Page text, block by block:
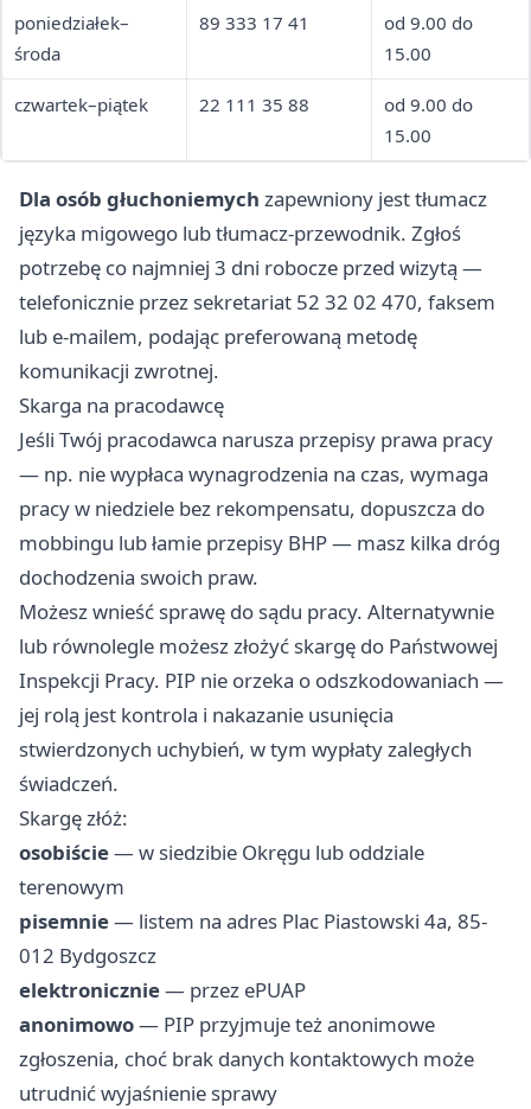
poniedziałek–
środa
89 333 17 41
od 9.00 do
15.00
czwartek–piątek 22 111 35 88
od 9.00 do
15.00
Dla osób głuchoniemych zapewniony jest tłumacz
języka migowego lub tłumacz-przewodnik. Zgłoś
potrzebę co najmniej 3 dni robocze przed wizytą —
telefonicznie przez sekretariat 52 32 02 470, faksem
lub e-mailem, podając preferowaną metodę
komunikacji zwrotnej.
Skarga na pracodawcę
Jeśli Twój pracodawca narusza przepisy prawa pracy
— np. nie wypłaca wynagrodzenia na czas, wymaga
pracy w niedziele bez rekompensatu, dopuszcza do
mobbingu lub łamie przepisy BHP — masz kilka dróg
dochodzenia swoich praw.
Możesz wnieść sprawę do sądu pracy. Alternatywnie
lub równolegle możesz złożyć skargę do Państwowej
Inspekcji Pracy. PIP nie orzeka o odszkodowaniach —
jej rolą jest kontrola i nakazanie usunięcia
stwierdzonych uchybień, w tym wypłaty zaległych
świadczeń.
Skargę złóż:
osobiście— w siedzibie Okręgu lub oddziale
terenowym
pisemnie— listem na adres Plac Piastowski 4a, 85-
012 Bydgoszcz
elektronicznie— przez ePUAP
anonimowo— PIP przyjmuje też anonimowe
zgłoszenia, choć brak danych kontaktowych może
utrudnić wyjaśnienie sprawy